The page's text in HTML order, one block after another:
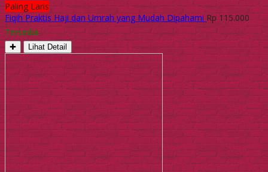
Paling Laris
Fiqih Praktis Haji dan Umrah yang Mudah DipahamiRp 115.000
Tersedia
✚ Lihat Detail